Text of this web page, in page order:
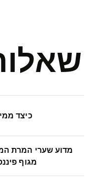
כיצד
מדוע שערי המרת
מגוף